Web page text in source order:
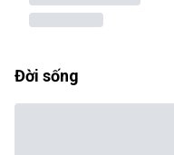
Đời sống